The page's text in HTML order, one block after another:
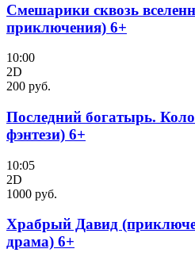
Смешарики сквозь
приключения) 6+
10:00
2D
200 руб.
Последний богатырь.
фэнтези) 6+
10:05
2D
1000 руб.
Храбрый Давид
драма) 6+